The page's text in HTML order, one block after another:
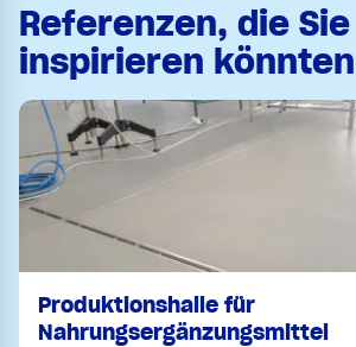
Referenzen, die Sie
inspirieren könnten
Produktionshalle für
Nahrungsergänzungsmittel